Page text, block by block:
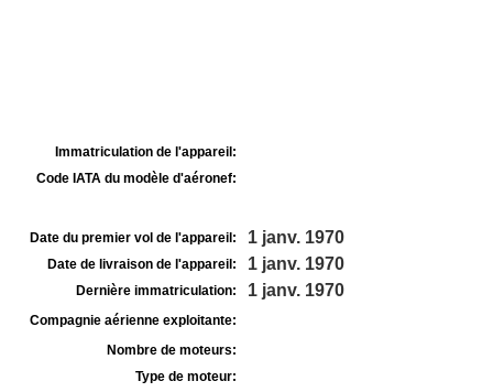
Immatriculation de l'appareil:
Code IATA du modèle d'aéronef:
Date du premier vol de l'appareil: 1 janv. 1970
Date de livraison de l'appareil: 1 janv. 1970
Dernière immatriculation: 1 janv. 1970
Compagnie aérienne exploitante:
Nombre de moteurs:
Type de moteur: